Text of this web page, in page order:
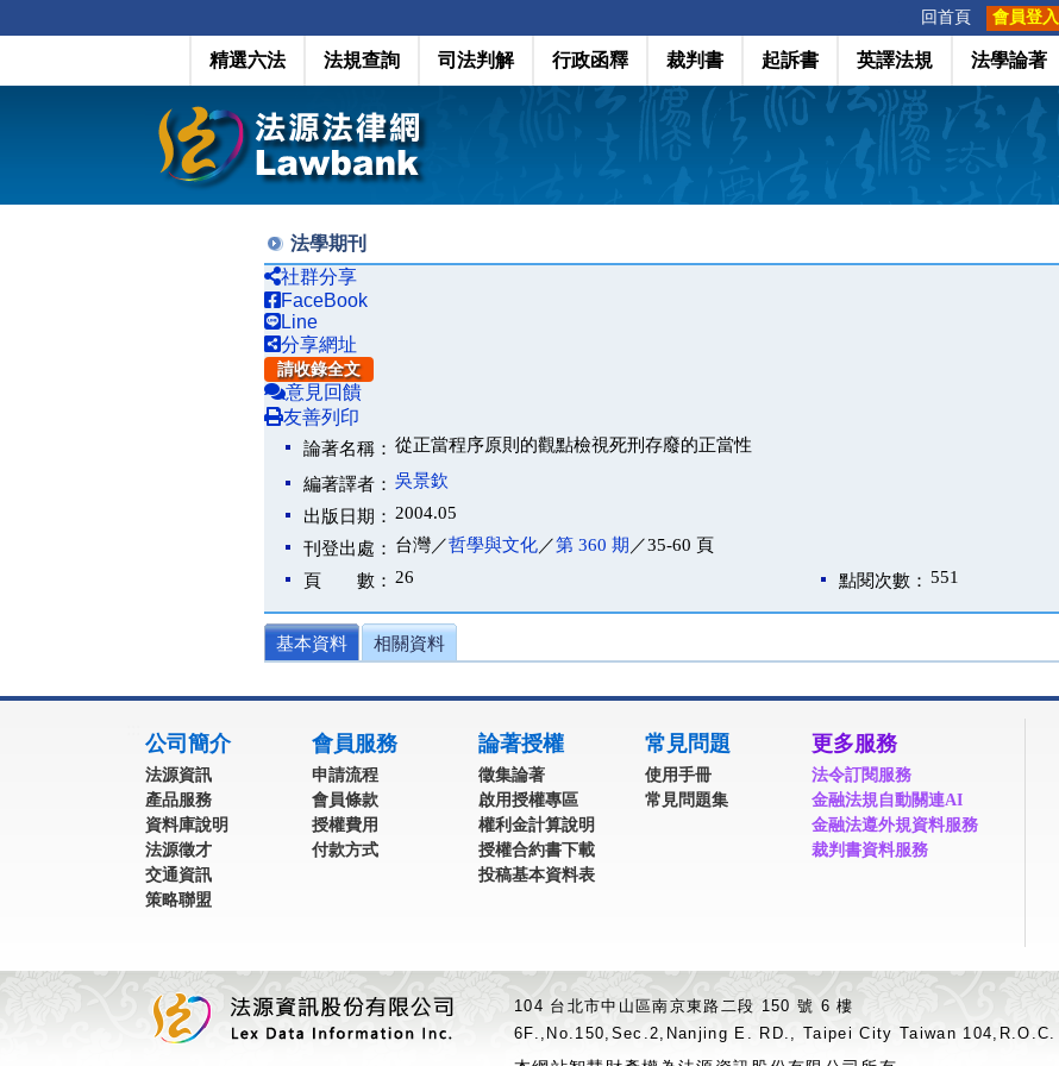
回首頁 會員登入
精選六法 法規查詢 司法判解 行政函釋 裁判書 起訴書 英譯法規 法學論著
法學期刊
社群分享
FaceBook
Line
分享網址
請收錄全文
意見回饋
友善列印
論著名稱： 從正當程序原則的觀點檢視死刑存廢的正當性
編著譯者： 吳景欽
出版日期： 2004.05
刊登出處： 台灣／哲學與文化／第 360 期 ／35-60 頁
頁 數： 26 點閱次數： 551
基本資料 相關資料
公司簡介
法源資訊
產品服務
資料庫說明
法源徵才
交通資訊
策略聯盟
會員服務
申請流程
會員條款
授權費用
付款方式
論著授權
徵集論著
啟用授權專區
權利金計算說明
授權合約書下載
投稿基本資料表
常見問題
使用手冊
常見問題集
更多服務
法令訂閱服務
金融法規自動關連AI
金融法遵外規資料服務
裁判書資料服務
104 台北市中山區南京東路二段 150 號 6 樓
6F.,No.150,Sec.2,Nanjing E. RD., Taipei City Taiwan 104,R.O.C.